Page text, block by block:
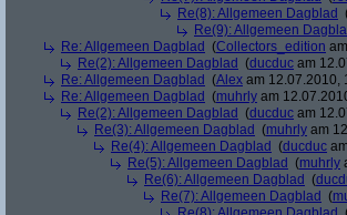
Re(8): Allgemeen Dagblad
Re(9): Allgemeen
Re: Allgemeen Dagblad (Collectors_edition
Re(2): Allgemeen Dagblad (ducduc am
Re: Allgemeen Dagblad (Alex am 12.07.2010,
Re: Allgemeen Dagblad (muhrly am
Re(2): Allgemeen Dagblad (ducduc am
Re(3): Allgemeen Dagblad (muhrly am
Re(4): Allgemeen Dagblad (ducduc
Re(5): Allgemeen Dagblad (muhrly
Re(6): Allgemeen Dagblad (
Re(7): Allgemeen Dagblad (